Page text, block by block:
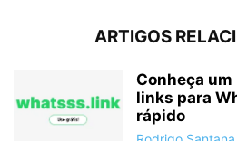
ARTIGOS
Conheça
links para
rápido